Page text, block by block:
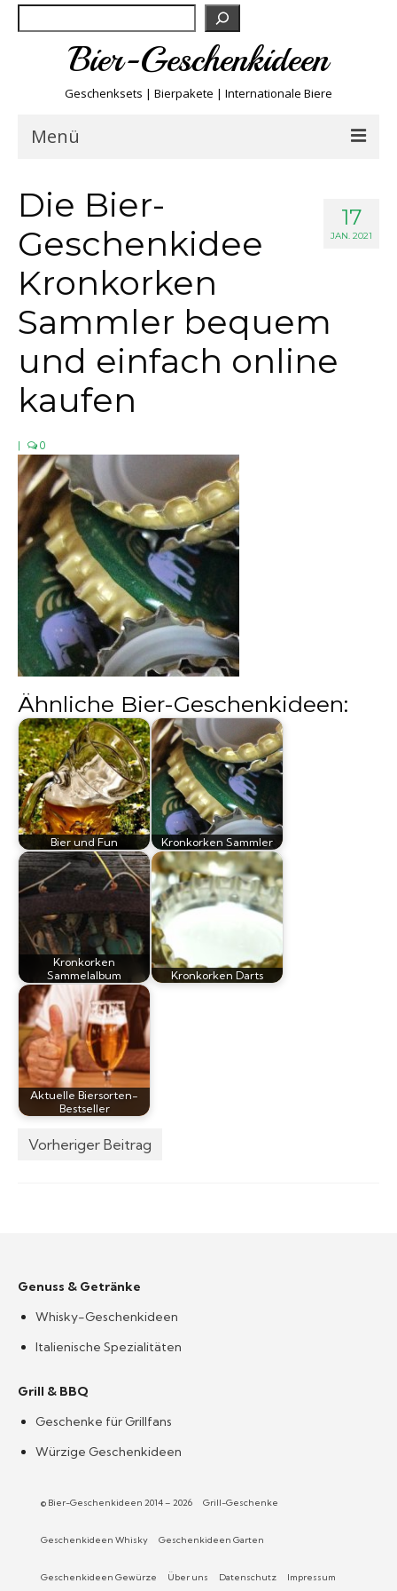
Bier-Geschenkideen
Geschenksets | Bierpakete | Internationale Biere
Menü
Biersorten
Bierboxen & Sets
Biere A-Z
Geschenksets
Partyfässer
17
JAN. 2021
Die Bier-
Geschenkidee
Kronkorken
Sammler bequem
und einfach online
kaufen
0
Ähnliche Bier-Geschenkideen:
Bier und Fun Kronkorken Sammler
Kronkorken
Sammelalbum
Kronkorken Darts
Aktuelle Biersorten-
Bestseller
Vorheriger Beitrag
Genuss & Getränke
Whisky-Geschenkideen
Italienische Spezialitäten
Grill & BBQ
Geschenke für Grillfans
Würzige Geschenkideen
© Bier-Geschenkideen 2014 – 2026 Grill-Geschenke
Geschenkideen Whisky Geschenkideen Garten
Geschenkideen Gewürze Über uns Datenschutz Impressum